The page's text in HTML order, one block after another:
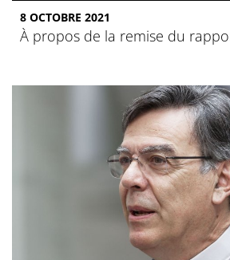
8 OCTOBRE 2021
À propos de la remise du